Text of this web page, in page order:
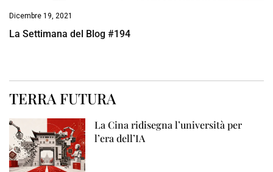
Dicembre 19, 2021
La Settimana del Blog #194
TERRA FUTURA
La Cina ridisegna l’università per
l’era dell’IA